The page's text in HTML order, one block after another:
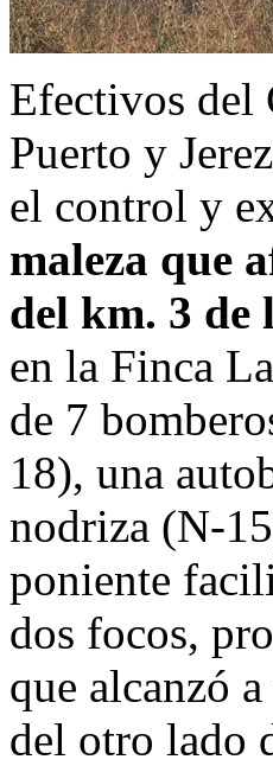
Efectivos del
Puerto y
el control y
maleza que
del km. 3 de
en la Finca
de 7
18), una
nodriza (N-
poniente
dos focos,
que alcanzó
del otro lado